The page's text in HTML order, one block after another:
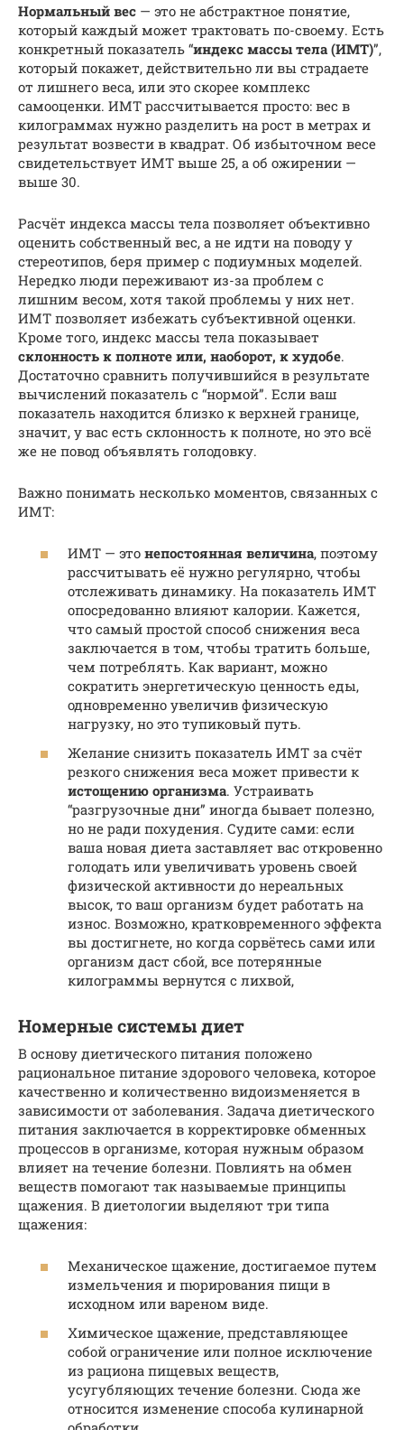
Нормальный вес — это не абстрактное понятие,
который каждый может трактовать по-своему. Есть
конкретный показатель “индекс массы тела (ИМТ)”,
который покажет, действительно ли вы страдаете
от лишнего веса, или это скорее комплекс
самооценки. ИМТ рассчитывается просто: вес в
килограммах нужно разделить на рост в метрах и
результат возвести в квадрат. Об избыточном весе
свидетельствует ИМТ выше 25, а об ожирении —
выше 30.
Расчёт индекса массы тела позволяет объективно
оценить собственный вес, а не идти на поводу у
стереотипов, беря пример с подиумных моделей.
Нередко люди переживают из-за проблем с
лишним весом, хотя такой проблемы у них нет.
ИМТ позволяет избежать субъективной оценки.
Кроме того, индекс массы тела показывает
склонность к полноте или, наоборот, к худобе.
Достаточно сравнить получившийся в результате
вычислений показатель с “нормой”. Если ваш
показатель находится близко к верхней границе,
значит, у вас есть склонность к полноте, но это всё
же не повод объявлять голодовку.
Важно понимать несколько моментов, связанных с
ИМТ:
ИМТ — это непостоянная величина, поэтому
рассчитывать её нужно регулярно, чтобы
отслеживать динамику. На показатель ИМТ
опосредованно влияют калории. Кажется,
что самый простой способ снижения веса
заключается в том, чтобы тратить больше,
чем потреблять. Как вариант, можно
сократить энергетическую ценность еды,
одновременно увеличив физическую
нагрузку, но это тупиковый путь.
Желание снизить показатель ИМТ за счёт
резкого снижения веса может привести к
истощению организма. Устраивать
“разгрузочные дни” иногда бывает полезно,
но не ради похудения. Судите сами: если
ваша новая диета заставляет вас откровенно
голодать или увеличивать уровень своей
физической активности до нереальных
высок, то ваш организм будет работать на
износ. Возможно, кратковременного эффекта
вы достигнете, но когда сорвётесь сами или
организм даст сбой, все потерянные
килограммы вернутся с лихвой,
Номерные системы диет
В основу диетического питания положено
рациональное питание здорового человека, которое
качественно и количественно видоизменяется в
зависимости от заболевания. Задача диетического
питания заключается в корректировке обменных
процессов в организме, которая нужным образом
влияет на течение болезни. Повлиять на обмен
веществ помогают так называемые принципы
щажения. В диетологии выделяют три типа
щажения:
Механическое щажение, достигаемое путем
измельчения и пюрирования пищи в
исходном или вареном виде.
Химическое щажение, представляющее
собой ограничение или полное исключение
из рациона пищевых веществ,
усугубляющих течение болезни. Сюда же
относится изменение способа кулинарной